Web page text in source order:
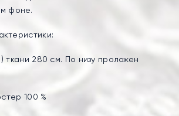
фоне.
ткани 280 см. По низу проложен
100 %